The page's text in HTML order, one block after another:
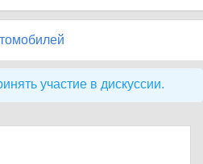
участие в дискуссии.